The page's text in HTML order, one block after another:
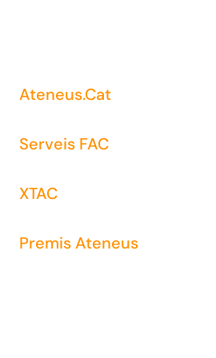
Ateneus.Cat
Serveis FAC
XTAC
Premis Ateneus